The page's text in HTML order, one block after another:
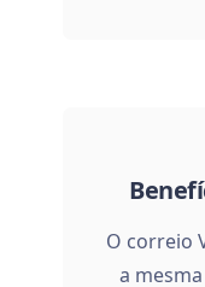
O correio
a